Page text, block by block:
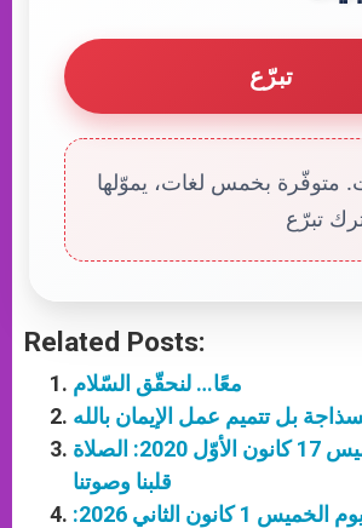
تبرّع
متوفّرة بخمس لغات، يموّلها
تبرّع
Related Posts:
معًا… لنحقّق السّلام
بل تتميم عمل الإيمان بالله
عناوين نشرة الخميس 17 كانون الأوّل 2020: الصلاة
قلبنا وصوتنا
عناوين نشرة يوم الخميس 1 كانون الثاني 2026: